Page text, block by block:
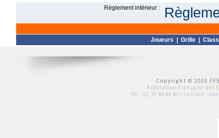
Règlement intérieur :
Joueurs Grille
Copyright © 2015
Fédération Française des
tél : 01 39 44 65 80 | contact :